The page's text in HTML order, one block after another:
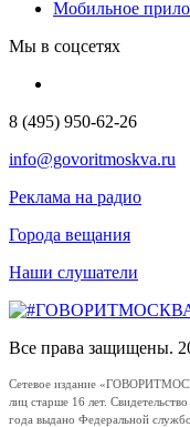
Мобильное
Мы в соцсетях
8 (495) 950-62-26
info@govoritmoskva.ru
Реклама на радио
Города вещания
Наши слушатели
Все права защищены.
Сетевое издание
лиц старше 16 лет.
года выдано Федеральной